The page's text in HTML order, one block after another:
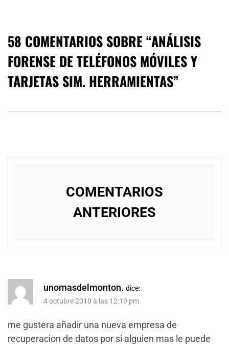
58 COMENTARIOS SOBRE “ANÁLISIS
FORENSE DE TELÉFONOS MÓVILES Y
TARJETAS SIM. HERRAMIENTAS”
NavegaciÃ³n
comentarios
COMENTARIOS
ANTERIORES
unomasdelmonton. dice:
4 octubre 2010 a las 12:19 pm
me gustera añadir una nueva empresa de
recuperacion de datos por si alguien mas le puede